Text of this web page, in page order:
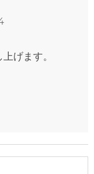
げます。